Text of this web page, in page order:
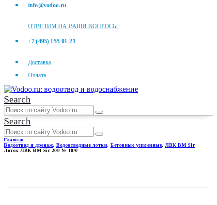
info@vodoo.ru
ОТВЕТИМ НА ВАШИ ВОПРОСЫ:
+7 (495) 155-01-21
Доставка
Оплата
Search
Search
Главная
Водоотвод и дренаж, Водоотводные лотки, Бетонные усиленные, ЛВК ВМ Sir
Лоток ЛВК ВМ Sir 200 № 10/0